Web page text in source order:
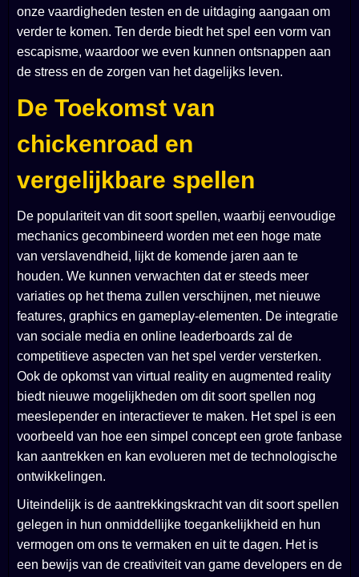
onze vaardigheden testen en de uitdaging aangaan om
verder te komen. Ten derde biedt het spel een vorm van
escapisme, waardoor we even kunnen ontsnappen aan
de stress en de zorgen van het dagelijks leven.
De Toekomst van
chickenroad en
vergelijkbare spellen
De populariteit van dit soort spellen, waarbij eenvoudige
mechanics gecombineerd worden met een hoge mate
van verslavendheid, lijkt de komende jaren aan te
houden. We kunnen verwachten dat er steeds meer
variaties op het thema zullen verschijnen, met nieuwe
features, graphics en gameplay-elementen. De integratie
van sociale media en online leaderboards zal de
competitieve aspecten van het spel verder versterken.
Ook de opkomst van virtual reality en augmented reality
biedt nieuwe mogelijkheden om dit soort spellen nog
meeslepender en interactiever te maken. Het spel is een
voorbeeld van hoe een simpel concept een grote fanbase
kan aantrekken en kan evolueren met de technologische
ontwikkelingen.
Uiteindelijk is de aantrekkingskracht van dit soort spellen
gelegen in hun onmiddellijke toegankelijkheid en hun
vermogen om ons te vermaken en uit te dagen. Het is
een bewijs van de creativiteit van game developers en de